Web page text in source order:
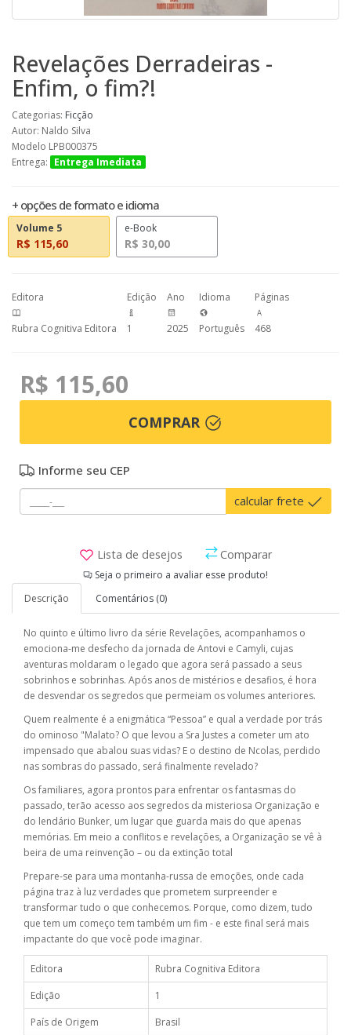
Revelações Derradeiras -
Enfim, o fim?!
Categorias: Ficção
Autor: Naldo Silva
Modelo LPB000375
Entrega: Entrega Imediata
+ opções de formato e idioma
Volume 5
R$ 115,60
e-Book
R$ 30,00
Editora
Rubra Cognitiva Editora
Edição
1
Ano
2025
Idioma
Português
Páginas
468
R$ 115,60
COMPRAR
Informe seu CEP
calcular frete
Lista de desejos Comparar
Seja o primeiro a avaliar esse produto!
Descrição
Comentários (0)
No quinto e último livro da série Revelações, acompanhamos o
emociona-me desfecho da jornada de Antovi e Camyli, cujas
aventuras moldaram o legado que agora será passado a seus
sobrinhos e sobrinhas. Após anos de mistérios e desafios, é hora
de desvendar os segredos que permeiam os volumes anteriores.
Quem realmente é a enigmática “Pessoa” e qual a verdade por trás
do ominoso "Malato? O que levou a Sra Justes a cometer um ato
impensado que abalou suas vidas? E o destino de Ncolas, perdido
nas sombras do passado, será finalmente revelado?
Os familiares, agora prontos para enfrentar os fantasmas do
passado, terão acesso aos segredos da misteriosa Organização e
do lendário Bunker, um lugar que guarda mais do que apenas
memórias. Em meio a conflitos e revelações, a Organização se vê à
beira de uma reinvenção – ou da extinção total
Prepare-se para uma montanha-russa de emoções, onde cada
página traz à luz verdades que prometem surpreender e
transformar tudo o que conhecemos. Porque, como dizem, tudo
que tem um começo tem também um fim - e este final será mais
impactante do que você pode imaginar.
Editora
Rubra Cognitiva Editora
Edição
1
País de Origem
Brasil